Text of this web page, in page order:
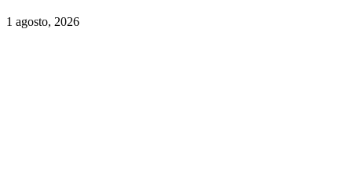
1 agosto, 2026